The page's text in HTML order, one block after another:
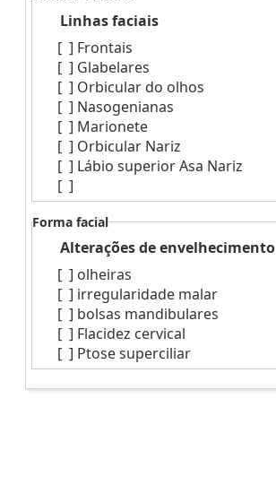
Linhas faciais
[ ] Frontais
[ ] Glabelares
[ ] Orbicular do olhos
[ ] Nasogenianas
[ ] Marionete
[ ] Orbicular Nariz
[ ] Lábio superior Asa Nariz
[ ]
Forma facial
Alterações de envelhecimento
[ ] olheiras
[ ] irregularidade malar
[ ] bolsas mandibulares
[ ] Flacidez cervical
[ ] Ptose superciliar